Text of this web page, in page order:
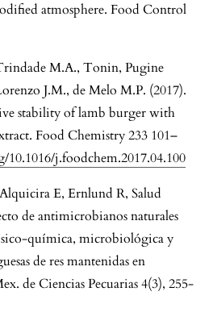
atmosphere. Food Control
M.A., Tonin, Pugine
J.M., de Melo M.P. (2017).
stability of lamb burger with
Food Chemistry 233 101–
j.foodchem.2017.04.100
E, Ernlund R, Salud
de antimicrobianos naturales
química, microbiológica y
de res mantenidas en
de Ciencias Pecuarias 4(3), 255-